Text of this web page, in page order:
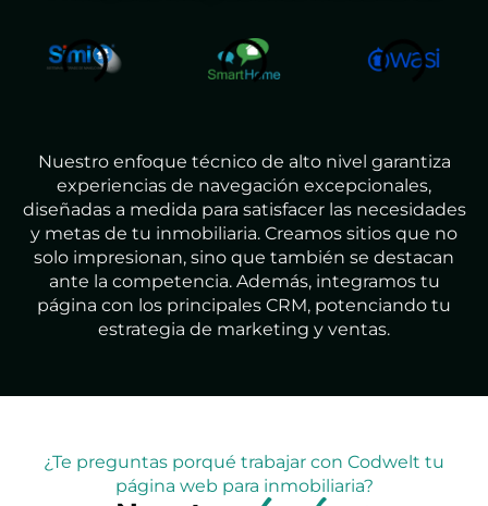
Nuestro enfoque técnico de alto nivel garantiza
experiencias de navegación excepcionales,
diseñadas a medida para satisfacer las necesidades
y metas de tu inmobiliaria. Creamos sitios que no
solo impresionan, sino que también se destacan
ante la competencia. Además, integramos tu
página con los principales CRM, potenciando tu
estrategia de marketing y ventas.
¿Te preguntas porqué trabajar con Codwelt tu
página web para inmobiliaria?